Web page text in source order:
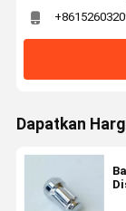
Dapatkan